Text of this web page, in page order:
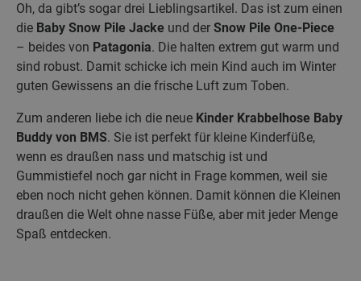
Oh, da gibt’s sogar drei Lieblingsartikel. Das ist zum einen
die Baby Snow Pile Jacke und der Snow Pile One-Piece
– beides von Patagonia. Die halten extrem gut warm und
sind robust. Damit schicke ich mein Kind auch im Winter
guten Gewissens an die frische Luft zum Toben.
Zum anderen liebe ich die neue Kinder Krabbelhose Baby
Buddy von BMS. Sie ist perfekt für kleine Kinderfüße,
wenn es draußen nass und matschig ist und
Gummistiefel noch gar nicht in Frage kommen, weil sie
eben noch nicht gehen können. Damit können die Kleinen
draußen die Welt ohne nasse Füße, aber mit jeder Menge
Spaß entdecken.